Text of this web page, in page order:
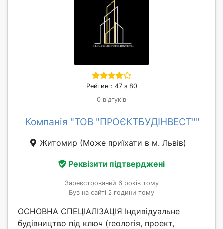
Рейтинг: 47 з 80
0 відгуків
Компанія "ТОВ "ПРОЄКТБУДІНВЕСТ""
Житомир (Може приїхати в м. Львів)
Реквізити підтверджені
Зареєстрований 6 років тому
Був на сайті 2 години тому
ОСНОВНА СПЕЦІАЛІЗАЦІЯ Індивідуальне
будівництво під ключ (геологія, проект,